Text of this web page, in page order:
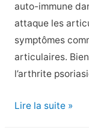
auto-immune
attaque les
symptômes
articulaires.
l’arthrite
Les
Lire la suite »